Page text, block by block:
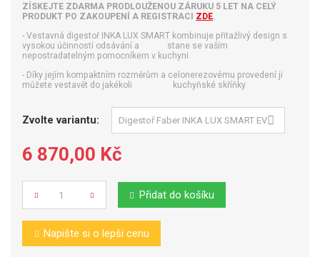
ZÍSKEJTE ZDARMA PRODLOUŽENOU ZÁRUKU 5 LET NA CELÝ
PRODUKT PO ZAKOUPENÍ A REGISTRACI ZDE.
- Vestavná digestoř INKA LUX SMART kombinuje přitažlivý design s
vysokou účinností odsávání a stane se vaším
nepostradatelným pomocníkem v kuchyni
- Díky jejím kompaktním rozměrům a celonerezovému provedení ji
můžete vestavět do jakékoli kuchyňské skříňky
Zvolte variantu:
6 870,00 Kč
Počet Přidat do košíku
Napište si o lepší cenu